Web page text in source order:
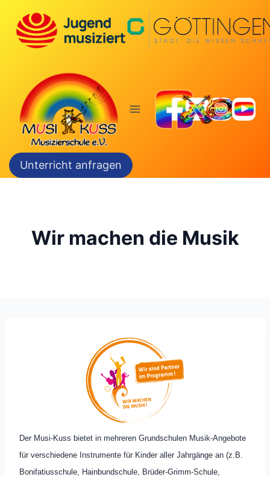
Inhalt
springen
Unterricht anfragen
Wir machen die Musik
Der Musi-Kuss bietet in mehreren Grundschulen Musik-Angebote
für verschiedene Instrumente für Kinder aller Jahrgänge an (z.B.
Bonifatiusschule, Hainbundschule, Brüder-Grimm-Schule,